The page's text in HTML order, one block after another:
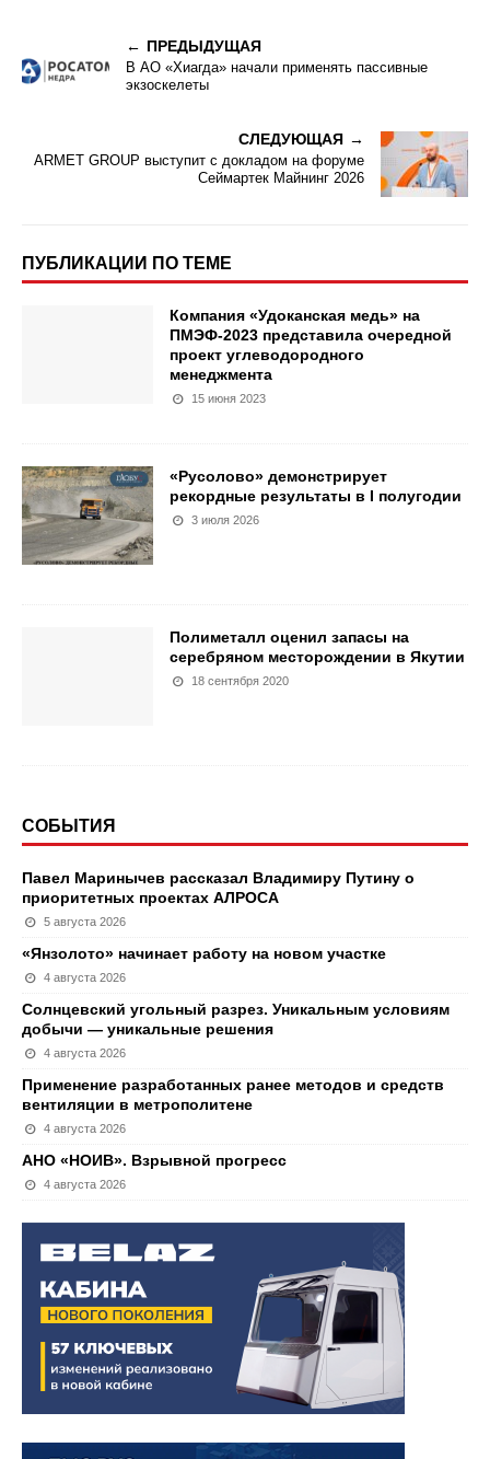
ПРЕДЫДУЩАЯ
В АО «Хиагда» начали применять пассивные
экзоскелеты
СЛЕДУЮЩАЯ
ARMET GROUP выступит с докладом на форуме
Сеймартек Майнинг 2026
ПУБЛИКАЦИИ ПО ТЕМЕ
Компания «Удоканская медь» на
ПМЭФ-2023 представила очередной
проект углеводородного
менеджмента
15 июня 2023
«Русолово» демонстрирует
рекордные результаты в I полугодии
3 июля 2026
Полиметалл оценил запасы на
серебряном месторождении в Якутии
18 сентября 2020
СОБЫТИЯ
Павел Маринычев рассказал Владимиру Путину о
приоритетных проектах АЛРОСА
5 августа 2026
«Янзолото» начинает работу на новом участке
4 августа 2026
Солнцевский угольный разрез. Уникальным условиям
добычи — уникальные решения
4 августа 2026
Применение разработанных ранее методов и средств
вентиляции в метрополитене
4 августа 2026
АНО «НОИВ». Взрывной прогресс
4 августа 2026